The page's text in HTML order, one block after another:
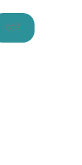
खोजें